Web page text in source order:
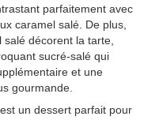
parfaitement avec
caramel salé. De plus,
décorent la tarte,
sucré-salé qui
et une
gourmande.
un dessert parfait pour